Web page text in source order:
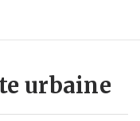
urbaine